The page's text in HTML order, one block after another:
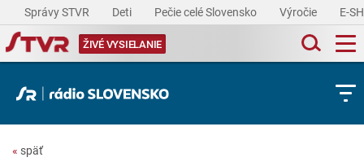
Správy STVR Deti Pečie celé Slovensko Výročie E-
ŽIVÉ VYSIELANIE
« späť